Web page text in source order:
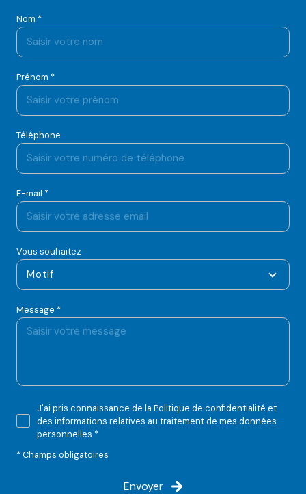
Nom *
Prénom *
Téléphone
E-mail *
Vous souhaitez
Motif
Message *
J'ai pris connaissance de la Politique de confidentialité et
des informations relatives au traitement de mes données
personnelles *
* Champs obligatoires
Envoyer